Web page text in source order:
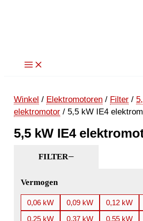
Winkel / Elektromotoren / Filter /
elektromotor / 5,5 kW IE4
5,5 kW IE4
FILTER
Vermogen
0,06 kW 0,09 kW 0,12 kW
0,25 kW
0,37 kW 0,55 kW